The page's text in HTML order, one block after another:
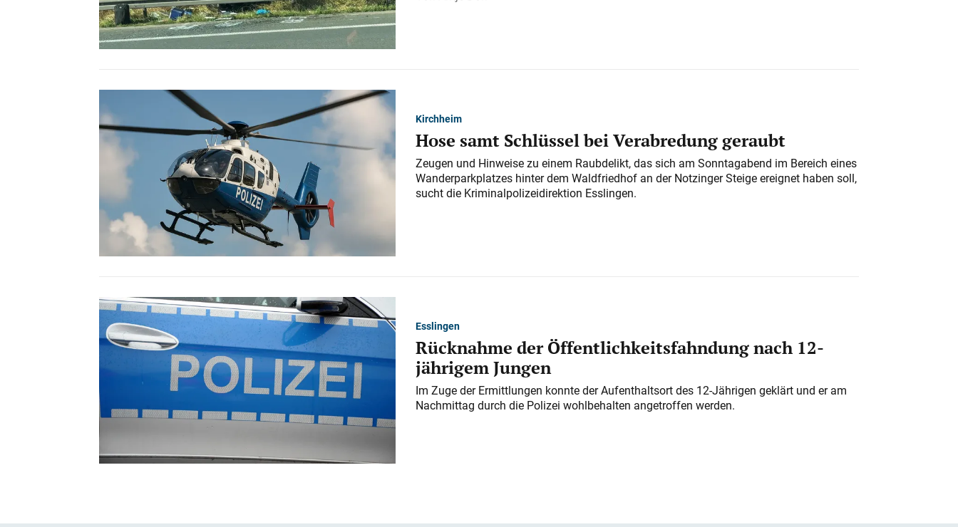
Kirchheim
Hose samt Schlüssel bei Verabredung geraubt
Zeugen und Hinweise zu einem Raubdelikt, das sich am Sonntagabend im Bereich eines
Wanderparkplatzes hinter dem Waldfriedhof an der Notzinger Steige ereignet haben soll,
sucht die Kriminalpolizeidirektion Esslingen.
Esslingen
Rücknahme der Öffentlichkeitsfahndung nach 12-
jährigem Jungen
Im Zuge der Ermittlungen konnte der Aufenthaltsort des 12-Jährigen geklärt und er am
Nachmittag durch die Polizei wohlbehalten angetroffen werden.